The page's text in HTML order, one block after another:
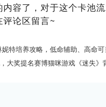
容了，对于这个卡池
论区留言~
特培养攻略，低命辅助、高命可